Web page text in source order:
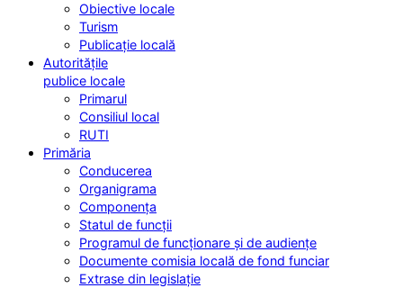
Obiective locale
Turism
Publicație locală
Autoritățile
publice locale
Primarul
Consiliul local
RUTI
Primăria
Conducerea
Organigrama
Componența
Statul de funcții
Programul de funcționare și de audiențe
Documente comisia locală de fond funciar
Extrase din legislație